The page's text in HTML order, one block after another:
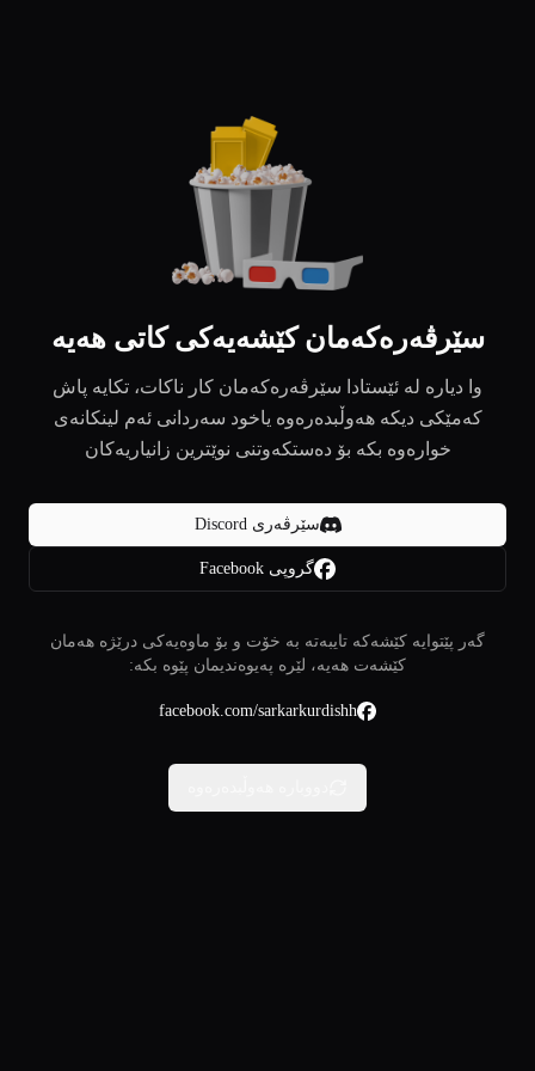
سێرڤەرەکەمان کێشەیەکی کاتی هەیە
وا دیارە لە ئێستادا سێرڤەرەکەمان کار ناکات، تکایە پاش
کەمێکی دیکە هەوڵبدەرەوە یاخود سەردانی ئەم لینکانەی
خوارەوە بکە بۆ دەستکەوتنی نوێترین زانیاریەکان
سێرڤەری Discord
گروپی Facebook
گەر پێتوایە کێشەکە تایبەتە بە خۆت و بۆ ماوەیەکی درێژە هەمان
کێشەت هەیە، لێرە پەیوەندیمان پێوە بکە:
facebook.com/sarkarkurdishh